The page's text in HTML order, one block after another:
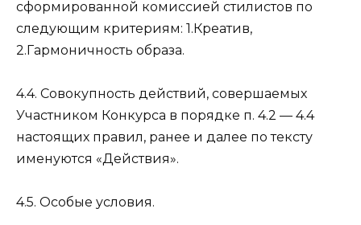
сформированной комиссией стилистов по
следующим критериям: 1.Креатив,
2.Гармоничность образа.
4.4. Совокупность действий, совершаемых
Участником Конкурса в порядке п. 4.2 — 4.4
настоящих правил, ранее и далее по тексту
именуются «Действия».
4.5. Особые условия.